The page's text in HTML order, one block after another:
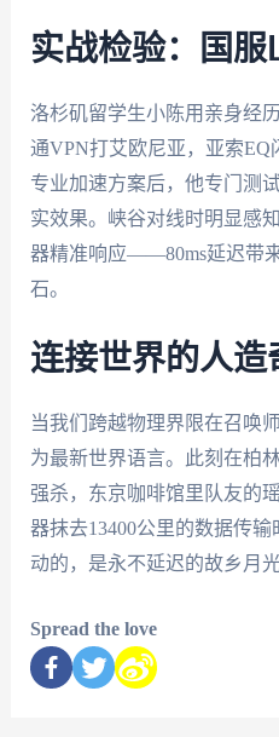
实战检验：国服
洛杉矶留学生小陈用亲身经
通VPN打艾欧尼亚，亚索EQ
专业加速方案后，他专门测
实效果。峡谷对线时明显感
器精准响应——80ms延迟带
石。
连接世界的人造
当我们跨越物理界限在召唤
为最新世界语言。此刻在柏
强杀，东京咖啡馆里队友的
器抹去13400公里的数据传
动的，是永不延迟的故乡月光
Spread the love